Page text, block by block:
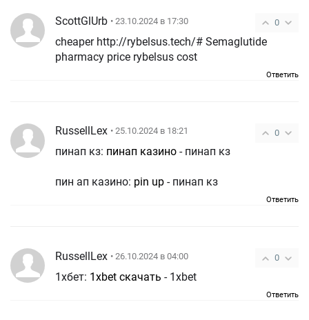
0
ScottGlUrb • 23.10.2024 в 17:30
cheaper http://rybelsus.tech/# Semaglutide
pharmacy price rybelsus cost
Ответить
0
RussellLex • 25.10.2024 в 18:21
пинап кз: пинап казино - пинап кз
пин ап казино: pin up - пинап кз
Ответить
0
RussellLex • 26.10.2024 в 04:00
1хбет: 1xbet скачать - 1xbet
Ответить